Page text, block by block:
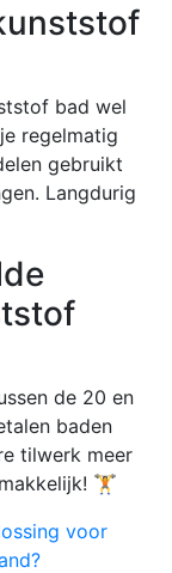
bad wel
regelmatig
gebruikt
Langdurig
de 20 en
baden
tilwerk meer
makkelijk! 🏋️
voor